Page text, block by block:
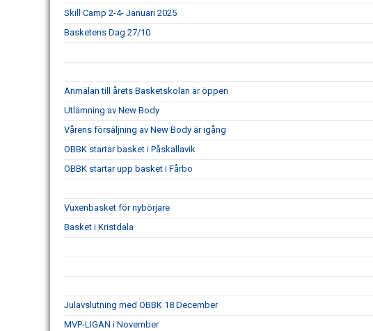
Skill Camp 2-4- Januari 2025
Basketens Dag 27/10
Anmälan till årets Basketskolan är öppen
Utlämning av New Body
Vårens försäljning av New Body är igång
OBBK startar basket i Påskallavik
OBBK startar upp basket i Fårbo
Vuxenbasket för nybörjare
Basket i Kristdala
Julavslutning med OBBK 18 December
MVP-LIGAN i November